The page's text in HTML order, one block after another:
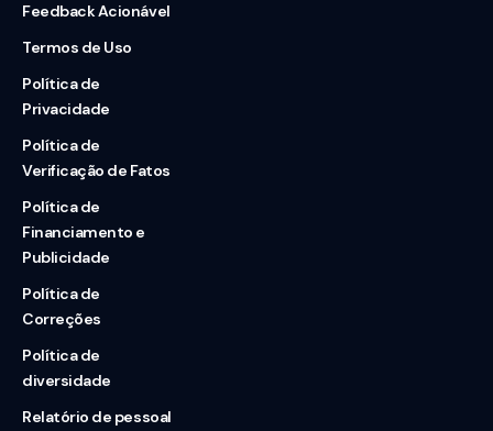
Feedback Acionável
Termos de Uso
Política de
Privacidade
Política de
Verificação de Fatos
Política de
Financiamento e
Publicidade
Política de
Correções
Política de
diversidade
Relatório de pessoal